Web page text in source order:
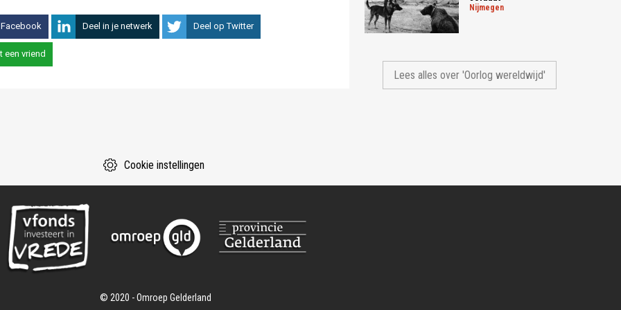
Deel in je netwerk Deel op Twitter
een vriend
nijmegen
Lees alles over 'Oorlog wereldwijd'
Cookie instellingen